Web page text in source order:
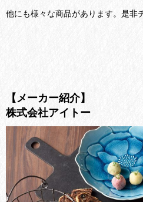
他にも様々な商品があります。是非
【メーカー紹介】
株式会社アイトー